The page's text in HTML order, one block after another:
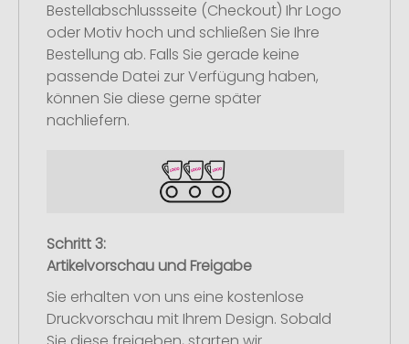
Bestellabschlussseite (Checkout) Ihr Logo
oder Motiv hoch und schließen Sie Ihre
Bestellung ab. Falls Sie gerade keine
passende Datei zur Verfügung haben,
können Sie diese gerne später
nachliefern.
Schritt 3:
Artikelvorschau und Freigabe
Sie erhalten von uns eine kostenlose
Druckvorschau mit Ihrem Design. Sobald